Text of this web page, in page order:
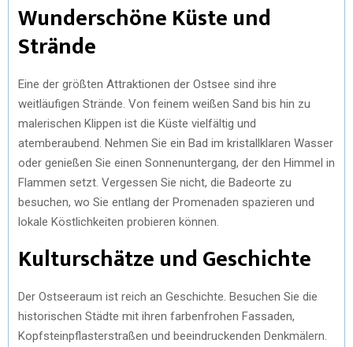
Wunderschöne Küste und
Strände
Eine der größten Attraktionen der Ostsee sind ihre
weitläufigen Strände. Von feinem weißen Sand bis hin zu
malerischen Klippen ist die Küste vielfältig und
atemberaubend. Nehmen Sie ein Bad im kristallklaren Wasser
oder genießen Sie einen Sonnenuntergang, der den Himmel in
Flammen setzt. Vergessen Sie nicht, die Badeorte zu
besuchen, wo Sie entlang der Promenaden spazieren und
lokale Köstlichkeiten probieren können.
Kulturschätze und Geschichte
Der Ostseeraum ist reich an Geschichte. Besuchen Sie die
historischen Städte mit ihren farbenfrohen Fassaden,
Kopfsteinpflasterstraßen und beeindruckenden Denkmälern.